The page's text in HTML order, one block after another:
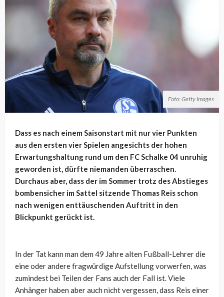
Foto: Getty Images
Dass es nach einem Saisonstart mit nur vier Punkten
aus den ersten vier Spielen angesichts der hohen
Erwartungshaltung rund um den FC Schalke 04 unruhig
geworden ist, dürfte niemanden überraschen.
Durchaus aber, dass der im Sommer trotz des Abstieges
bombensicher im Sattel sitzende Thomas Reis schon
nach wenigen enttäuschenden Auftritt in den
Blickpunkt gerückt ist.
In der Tat kann man dem 49 Jahre alten Fußball-Lehrer die
eine oder andere fragwürdige Aufstellung vorwerfen, was
zumindest bei Teilen der Fans auch der Fall ist. Viele
Anhänger haben aber auch nicht vergessen, dass Reis einer